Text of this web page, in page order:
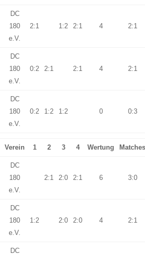
DC
180
e.V.
2:1 1:2 2:1 4 2:1
DC
180
e.V.
0:2 2:1 2:1 4 2:1
DC
180
e.V.
0:2 1:2 1:2 0 0:3
Verein 1 2 3 4 Wertung Matches
DC
180
e.V.
2:1 2:0 2:1 6 3:0
DC
180
e.V.
1:2 2:0 2:0 4 2:1
DC